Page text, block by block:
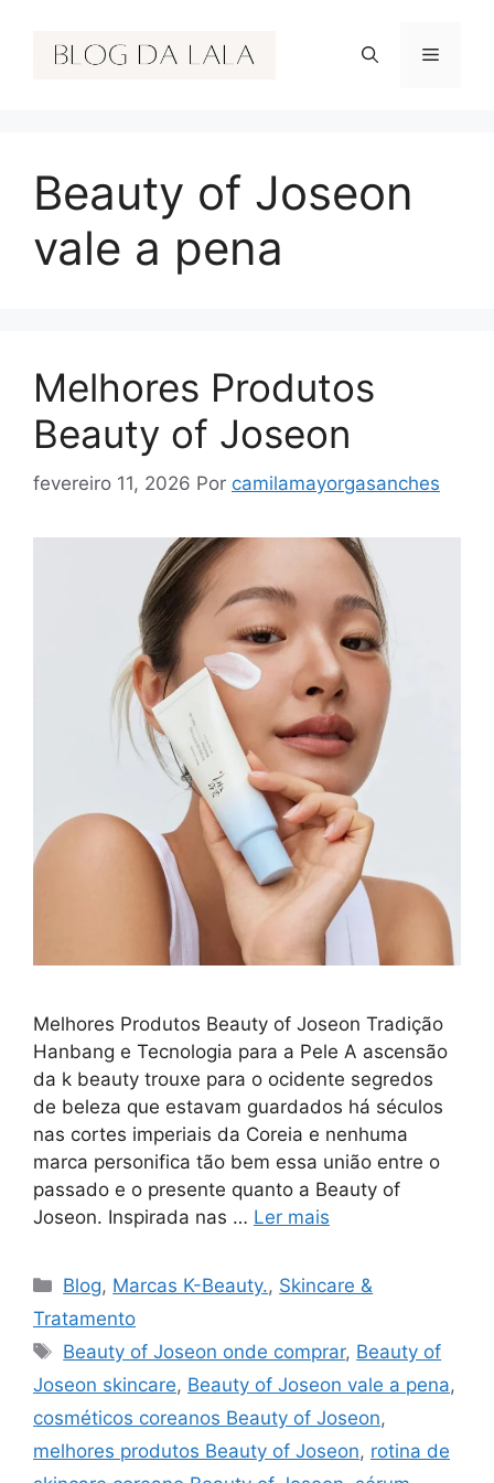
Menu
Beauty of Joseon
vale a pena
Melhores Produtos
Beauty of Joseon
fevereiro 11, 2026 Por camilamayorgasanches
Melhores Produtos Beauty of Joseon Tradição
Hanbang e Tecnologia para a Pele A ascensão
da k beauty trouxe para o ocidente segredos
de beleza que estavam guardados há séculos
nas cortes imperiais da Coreia e nenhuma
marca personifica tão bem essa união entre o
passado e o presente quanto a Beauty of
Joseon. Inspirada nas … Ler mais
Categorias
Blog, Marcas K-Beauty., Skincare &
Tratamento
Tags
Beauty of Joseon onde comprar, Beauty of
Joseon skincare, Beauty of Joseon vale a pena,
cosméticos coreanos Beauty of Joseon,
melhores produtos Beauty of Joseon, rotina de